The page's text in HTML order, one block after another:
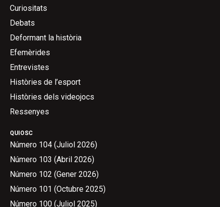
QUIOSC
Número 104 (Juliol 2026)
Número 103 (Abril 2026)
Número 102 (Gener 2026)
Número 101 (Octubre 2025)
Número 100 (Juliol 2025)
Curiositats
Debats
Deformant la història
Efemèrides
Entrevistes
Històries de l’esport
Històries dels videojocs
Ressenyes